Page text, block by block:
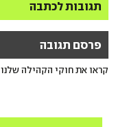
תגובות לכתבה
פרסם תגובה
קראו את חוקי הקהילה שלנו